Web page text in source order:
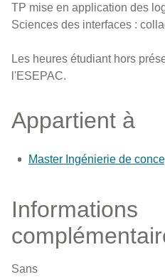
TP mise en application des
Sciences des interfaces :
Les heures étudiant hors
l'ESEPAC.
Appartient à
Master Ingénierie de
Informations
Sans